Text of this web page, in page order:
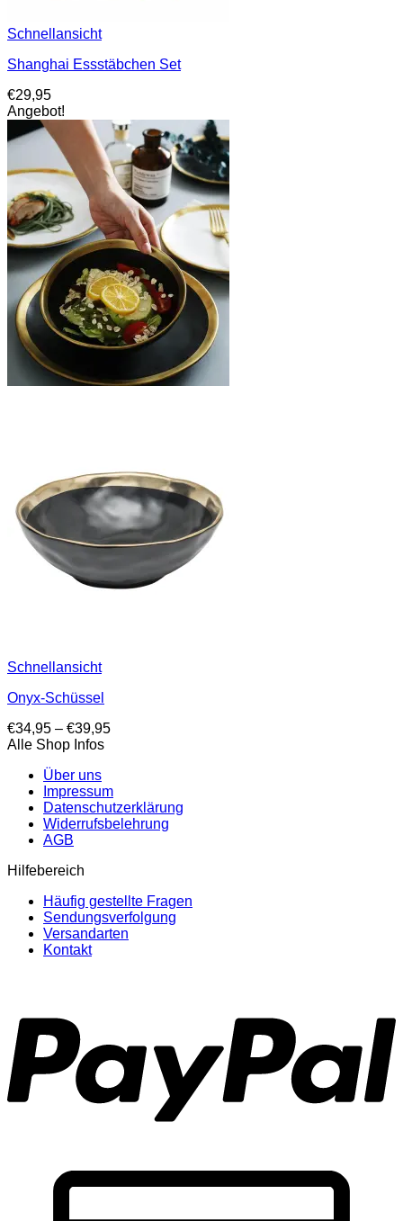
Schnellansicht
Shanghai Essstäbchen Set
€29,95
Angebot!
Schnellansicht
Onyx-Schüssel
€34,95 – €39,95Preisspanne:
Alle Shop Infos
Über uns
Impressum
Datenschutzerklärung
Widerrufsbelehrung
AGB
Hilfebereich
Häufig gestellte Fragen
Sendungsverfolgung
Versandarten
Kontakt